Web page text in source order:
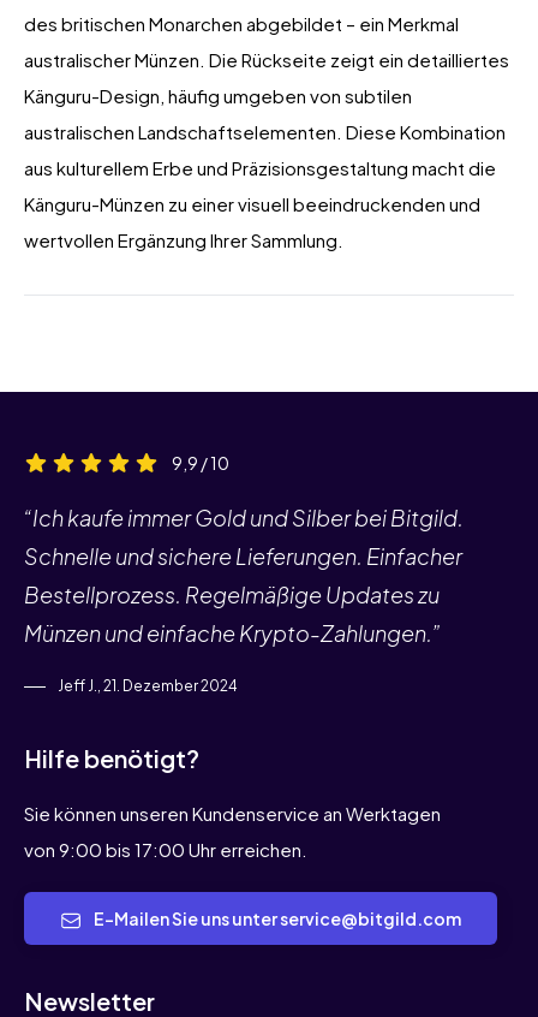
des britischen Monarchen abgebildet – ein Merkmal
australischer Münzen. Die Rückseite zeigt ein detailliertes
Känguru-Design, häufig umgeben von subtilen
australischen Landschaftselementen. Diese Kombination
aus kulturellem Erbe und Präzisionsgestaltung macht die
Känguru-Münzen zu einer visuell beeindruckenden und
wertvollen Ergänzung Ihrer Sammlung.
9,9 / 10
“Ich kaufe immer Gold und Silber bei Bitgild.
Schnelle und sichere Lieferungen. Einfacher
Bestellprozess. Regelmäßige Updates zu
Münzen und einfache Krypto-Zahlungen.”
Jeff J., 21. Dezember 2024
Hilfe benötigt?
Sie können unseren Kundenservice an Werktagen
von 9:00 bis 17:00 Uhr erreichen.
E-Mailen Sie uns unter service@bitgild.com
Newsletter